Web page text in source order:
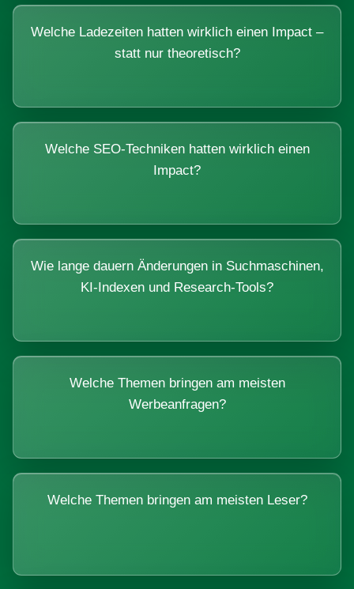
Welche Ladezeiten hatten wirklich einen Impact –
statt nur theoretisch?
Welche SEO-Techniken hatten wirklich einen
Impact?
Wie lange dauern Änderungen in Suchmaschinen,
KI-Indexen und Research-Tools?
Welche Themen bringen am meisten
Werbeanfragen?
Welche Themen bringen am meisten Leser?